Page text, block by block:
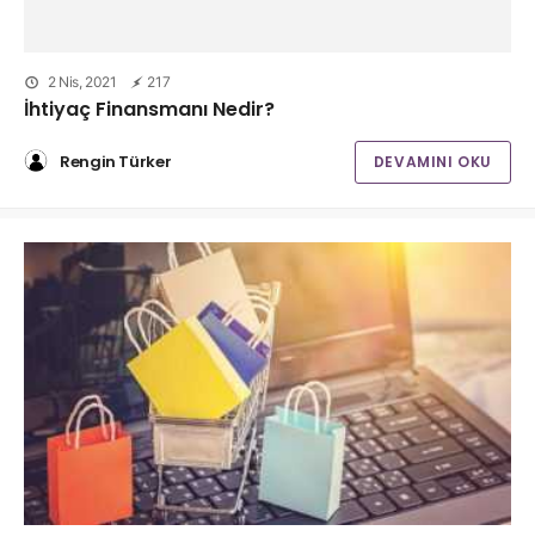
2 Nis, 2021 217
İhtiyaç Finansmanı Nedir?
Rengin Türker DEVAMINI OKU